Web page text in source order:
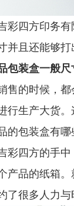
彩四方印务
并且还能够打
包装盒一般尺
售的时候，
行生产大货
的包装盒有哪
彩四方的手
产品的纸箱
了很多人力与